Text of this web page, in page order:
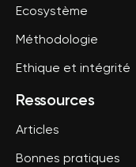
Ecosystème
Méthodologie
Ethique et intégrité
Ressources
Articles
Bonnes pratiques